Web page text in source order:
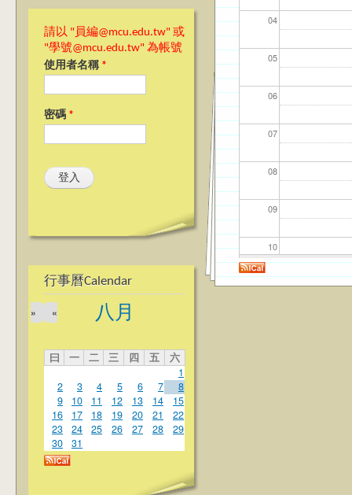
請以 "員編@mcu.edu.tw" 或
"學號@mcu.edu.tw" 為帳號
使用者名稱 *
密碼 *
行事曆Calendar
八月
«
»
曰 一 二 三 四 五
六
1
2
3 4 5 6 7
8
9
10 11 12 13 14
15
16
17 18 19 20 21
22
23
24 25 26 27 28
29
30
31
04
05
06
07
08
09
10
11